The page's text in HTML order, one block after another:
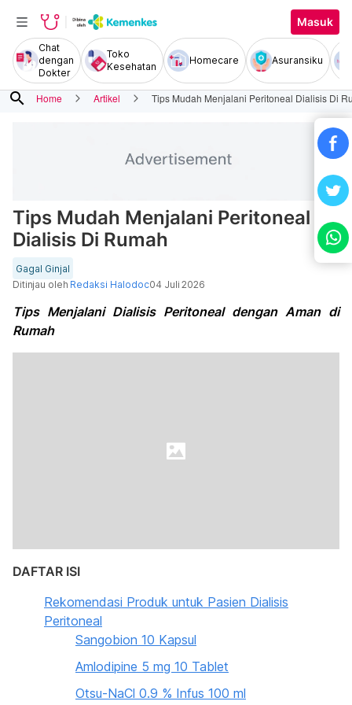
Masuk
Chat
dengan
Dokter
Toko
Kesehatan
Homecare Asuransiku
search Home Artikel Tips Mudah Menjalani Peritoneal Dialisis Di
Tips Mudah Menjalani Peritoneal
Dialisis Di Rumah
Gagal Ginjal
Ditinjau oleh Redaksi Halodoc04 Juli 2026
Tips Menjalani Dialisis Peritoneal dengan Aman di
Rumah
DAFTAR ISI
Rekomendasi Produk untuk Pasien Dialisis
Peritoneal
Sangobion 10 Kapsul
Amlodipine 5 mg 10 Tablet
Otsu-NaCl 0.9 % Infus 100 ml